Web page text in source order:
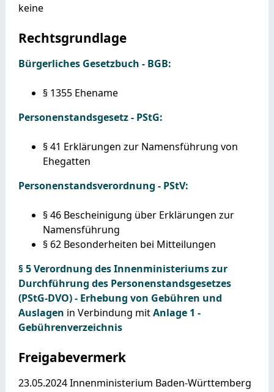
keine
Rechtsgrundlage
Bürgerliches Gesetzbuch - BGB:
§ 1355 Ehename
Personenstandsgesetz - PStG:
§ 41 Erklärungen zur Namensführung von
Ehegatten
Personenstandsverordnung - PStV:
§ 46 Bescheinigung über Erklärungen zur
Namensführung
§ 62 Besonderheiten bei Mitteilungen
§ 5 Verordnung des Innenministeriums zur
Durchführung des Personenstandsgesetzes
(PStG-DVO) - Erhebung von Gebühren und
Auslagen in Verbindung mitAnlage 1 -
Gebührenverzeichnis
Freigabevermerk
23.05.2024 Innenministerium Baden-Württemberg